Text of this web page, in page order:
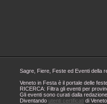
Sagre, Fiere, Feste ed Eventi della
Veneto in Festa è il portale delle
RICERCA: Filtra gli eventi per
Gli eventi sono curati dalla
Diventando utenti certificati di